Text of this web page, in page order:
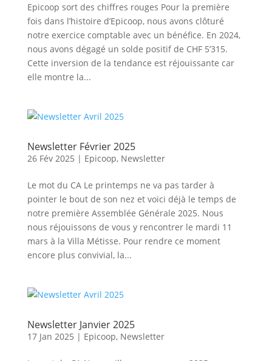
Epicoop sort des chiffres rouges Pour la première
fois dans l’histoire d’Epicoop, nous avons clôturé
notre exercice comptable avec un bénéfice. En 2024,
nous avons dégagé un solde positif de CHF 5’315.
Cette inversion de la tendance est réjouissante car
elle montre la...
Newsletter Février 2025
26 Fév 2025 | Epicoop, Newsletter
Le mot du CA Le printemps ne va pas tarder à
pointer le bout de son nez et voici déjà le temps de
notre première Assemblée Générale 2025. Nous
nous réjouissons de vous y rencontrer le mardi 11
mars à la Villa Métisse. Pour rendre ce moment
encore plus convivial, la...
Newsletter Janvier 2025
17 Jan 2025 | Epicoop, Newsletter